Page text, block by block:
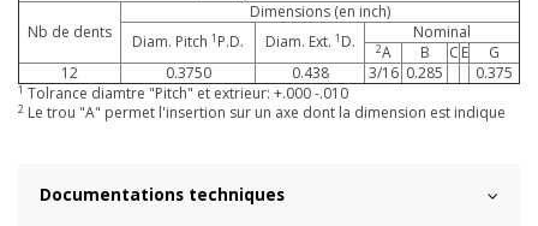
Nb de dents
Dimensions (en inch)
Diam. Pitch 1 P.D. Diam. Ext. 1 D. Nominal
2A B C E
G
12
0.3750 0.438 3/16 0.285 0.375
1 Tolrance diamtre "Pitch" et extrieur: +.000 -.010
2 Le trou "A" permet l'insertion sur un axe dont la dimension est indique
Documentations techniques